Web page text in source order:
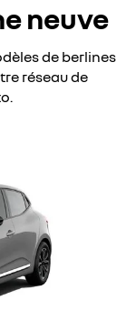
neuve
de berlines
réseau de